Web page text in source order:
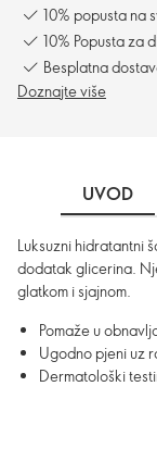
10% popusta na
10% Popusta za
Besplatna
Doznajte više
UVOD
Luksuzni hidratantni
dodatak glicerina.
glatkom i sjajnom.
Pomaže u
Ugodno pjeni uz
Dermatološki